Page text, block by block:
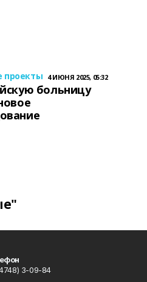
проекты 4 ИЮНЯ 2025, 05:32
больницу
3-09-84